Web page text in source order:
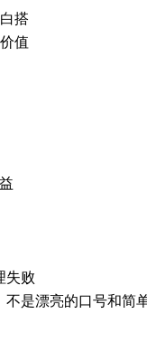
搭
值
失败
是漂亮的口号和简